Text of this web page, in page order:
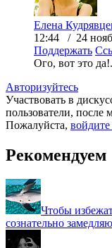
Елена
12:44 / 24
Поддержать
Ого, вот это
Авторизуйтесь
Участвовать в
пользователи, после
Пожалуйста, войдите
Рекомендуем
Чтобы
сознательно